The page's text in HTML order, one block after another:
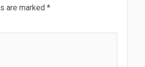
are marked *